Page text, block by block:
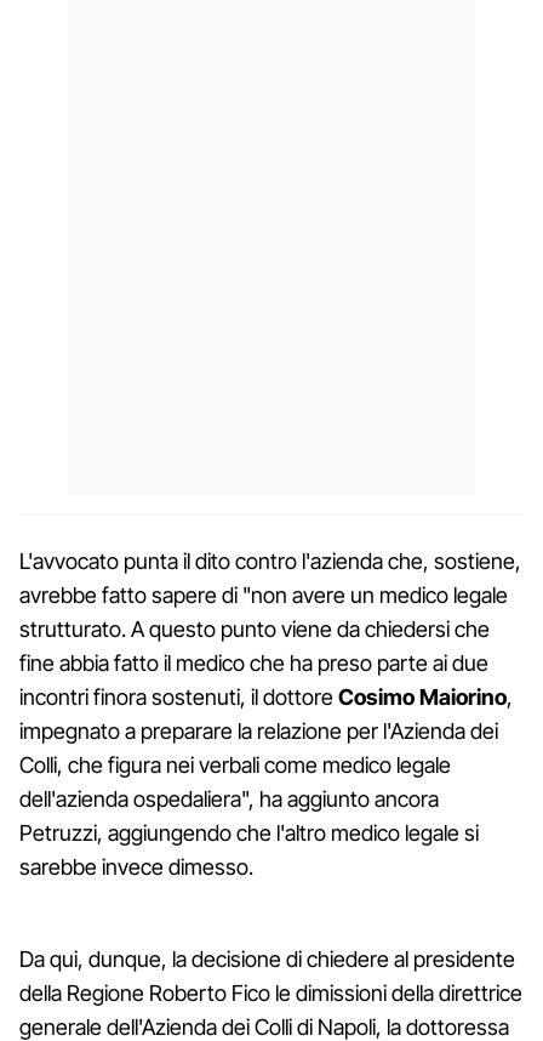
L'avvocato punta il dito contro l'azienda che, sostiene,
avrebbe fatto sapere di "non avere un medico legale
strutturato. A questo punto viene da chiedersi che
fine abbia fatto il medico che ha preso parte ai due
incontri finora sostenuti, il dottoreCosimo Maiorino,
impegnato a preparare la relazione per l'Azienda dei
Colli, che figura nei verbali come medico legale
dell'azienda ospedaliera", ha aggiunto ancora
Petruzzi, aggiungendo che l'altro medico legale si
sarebbe invece dimesso.
Da qui, dunque, la decisione di chiedere al presidente
della Regione Roberto Fico le dimissioni della direttrice
generale dell'Azienda dei Colli di Napoli, la dottoressa